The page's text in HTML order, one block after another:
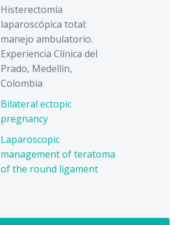
Histerectomía
laparoscópica total:
manejo ambulatorio.
Experiencia Clínica del
Prado, Medellín,
Colombia
Bilateral ectopic
pregnancy
Laparoscopic
management of teratoma
of the round ligament